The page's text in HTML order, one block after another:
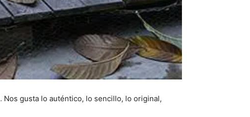
. Nos gusta lo auténtico, lo sencillo, lo original,